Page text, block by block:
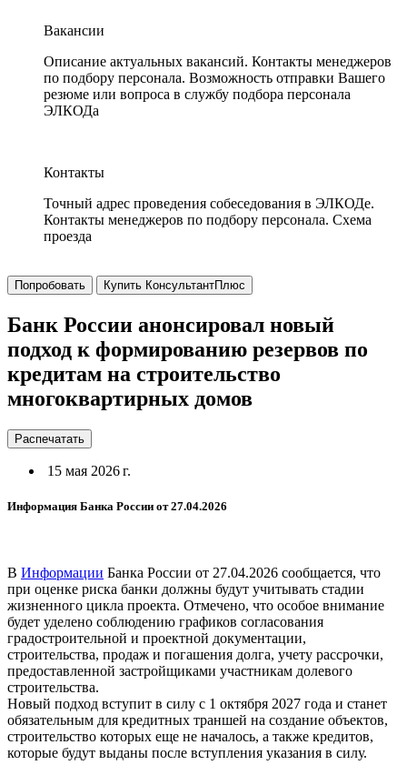
Вакансии
Описание актуальных вакансий. Контакты менеджеров
по подбору персонала. Возможность отправки Вашего
резюме или вопроса в службу подбора персонала
ЭЛКОДа
Контакты
Точный адрес проведения собеседования в ЭЛКОДе.
Контакты менеджеров по подбору персонала. Схема
проезда
Попробовать Купить КонсультантПлюс
Банк России анонсировал новый
подход к формированию резервов по
кредитам на строительство
многоквартирных домов
Распечатать
15 мая 2026 г.
Информация Банка России от 27.04.2026
В Информации Банка России от 27.04.2026 сообщается, что
при оценке риска банки должны будут учитывать стадии
жизненного цикла проекта. Отмечено, что особое внимание
будет уделено соблюдению графиков согласования
градостроительной и проектной документации,
строительства, продаж и погашения долга, учету рассрочки,
предоставленной застройщиками участникам долевого
строительства.
Новый подход вступит в силу с 1 октября 2027 года и станет
обязательным для кредитных траншей на создание объектов,
строительство которых еще не началось, а также кредитов,
которые будут выданы после вступления указания в силу.